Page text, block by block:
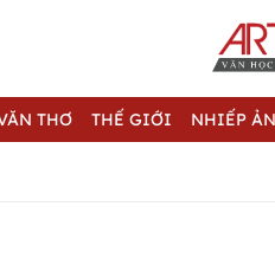
THƠ THẾ GIỚI NHIẾP